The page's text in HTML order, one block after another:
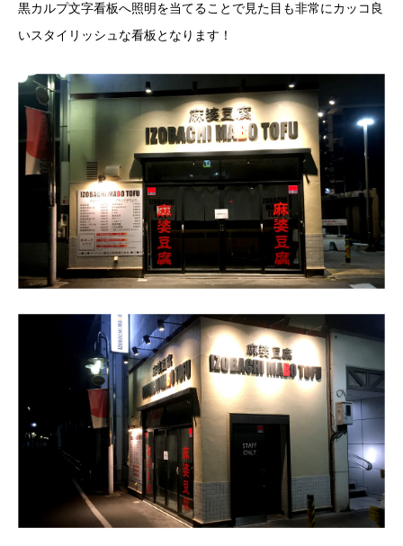
黒カルプ文字看板へ照明を当てることで見た目も非常にカッコ良
いスタイリッシュな看板となります！